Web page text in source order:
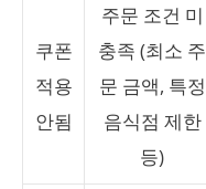
쿠폰
적용
안됨
주문 조건 미
충족 (최소 주
문 금액, 특정
음식점 제한
등)